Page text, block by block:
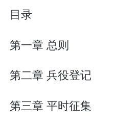
目录
第一章 总则
第二章 兵役登记
第三章 平时征集